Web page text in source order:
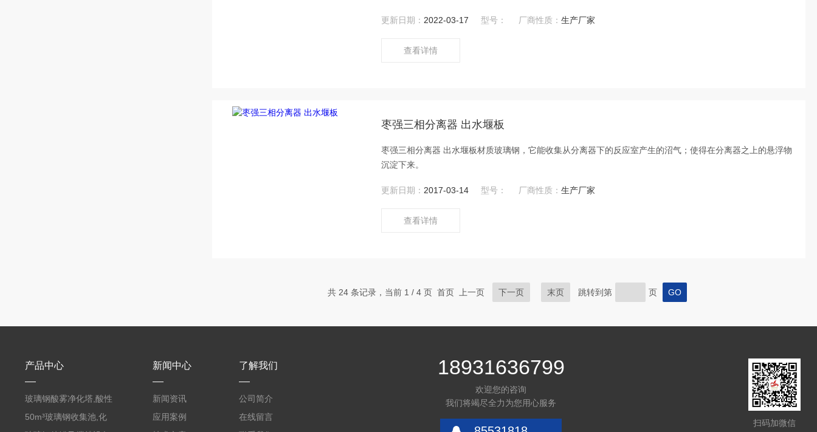
部结构主要包括：入口分流器、消泡器、聚结板、涡流消除器、除雾器等。
更新日期： 2022-03-17 型号： 厂商性质：生产厂家
查看详情
枣强三相分离器 出水堰板
枣强三相分离器 出水堰板材质玻璃钢，它能收集从分离器下的反应室产生的沼气；使得在分离器之上的悬浮物
沉淀下来。
更新日期： 2017-03-14 型号： 厂商性质：生产厂家
查看详情
共 24 条记录，当前 1 / 4 页 首页 上一页 下一页 末页 跳转到第 页
产品中心
玻璃钢酸雾净化塔,酸性
废气洗涤塔处理工艺
50m³玻璃钢收集池,化
新闻中心
新闻资讯
应用案例
了解我们
公司简介
在线留言
18931636799
欢迎您的咨询
我们将竭尽全力为您用心服务
扫码加微信